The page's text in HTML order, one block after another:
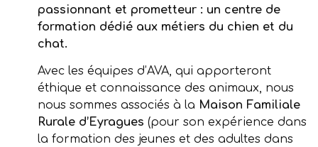
passionnant et prometteur : un centre de
formation dédié aux métiers du chien et du
chat.
Avec les équipes d’AVA, qui apporteront
éthique et connaissance des animaux, nous
nous sommes associés à la Maison Familiale
Rurale d’Eyragues (pour son expérience dans
la formation des jeunes et des adultes dans